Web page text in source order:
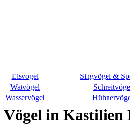
Eisvogel
Singvögel &
Watvögel
Wasservögel
Vögel in Kastilien